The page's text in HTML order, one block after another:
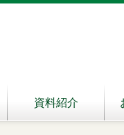
資料紹介